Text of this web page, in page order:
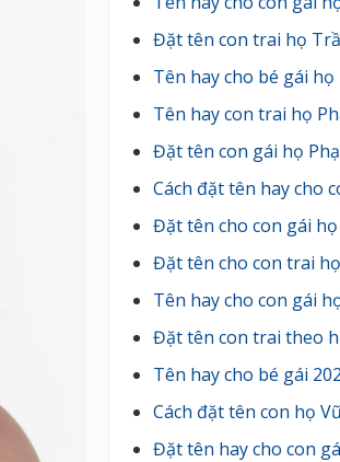
Đặt tên con trai họ
Tên hay cho bé gái
Tên hay con trai họ
Đặt tên con gái họ
Cách đặt tên hay cho
Đặt tên cho con gái họ
Đặt tên cho con trai
Tên hay cho con gái
Đặt tên con trai theo
Tên hay cho bé gái
Cách đặt tên con họ
Đặt tên hay cho con